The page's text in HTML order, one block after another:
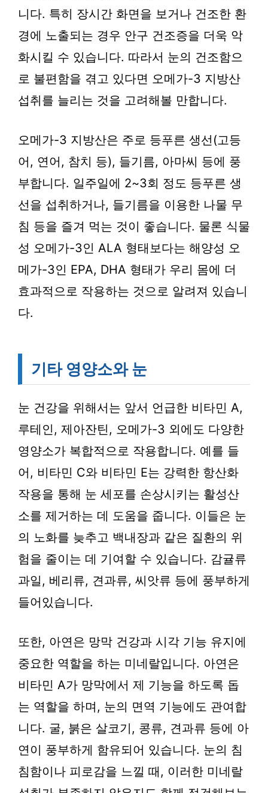
니다. 특히 장시간 화면을 보거나 건조한 환
경에 노출되는 경우 안구 건조증을 더욱 악
화시킬 수 있습니다. 따라서 눈의 건조함으
로 불편함을 겪고 있다면 오메가-3 지방산
섭취를 늘리는 것을 고려해볼 만합니다.
오메가-3 지방산은 주로 등푸른 생선(고등
어, 연어, 참치 등), 들기름, 아마씨 등에 풍
부합니다. 일주일에 2~3회 정도 등푸른 생
선을 섭취하거나, 들기름을 이용한 나물 무
침 등을 즐겨 먹는 것이 좋습니다. 물론 식물
성 오메가-3인 ALA 형태보다는 해양성 오
메가-3인 EPA, DHA 형태가 우리 몸에 더
효과적으로 작용하는 것으로 알려져 있습니
다.
기타 영양소와 눈
눈 건강을 위해서는 앞서 언급한 비타민 A,
루테인, 제아잔틴, 오메가-3 외에도 다양한
영양소가 복합적으로 작용합니다. 예를 들
어, 비타민 C와 비타민 E는 강력한 항산화
작용을 통해 눈 세포를 손상시키는 활성산
소를 제거하는 데 도움을 줍니다. 이들은 눈
의 노화를 늦추고 백내장과 같은 질환의 위
험을 줄이는 데 기여할 수 있습니다. 감귤류
과일, 베리류, 견과류, 씨앗류 등에 풍부하게
들어있습니다.
또한, 아연은 망막 건강과 시각 기능 유지에
중요한 역할을 하는 미네랄입니다. 아연은
비타민 A가 망막에서 제 기능을 하도록 돕
는 역할을 하며, 눈의 면역 기능에도 관여합
니다. 굴, 붉은 살코기, 콩류, 견과류 등에 아
연이 풍부하게 함유되어 있습니다. 눈의 침
침함이나 피로감을 느낄 때, 이러한 미네랄